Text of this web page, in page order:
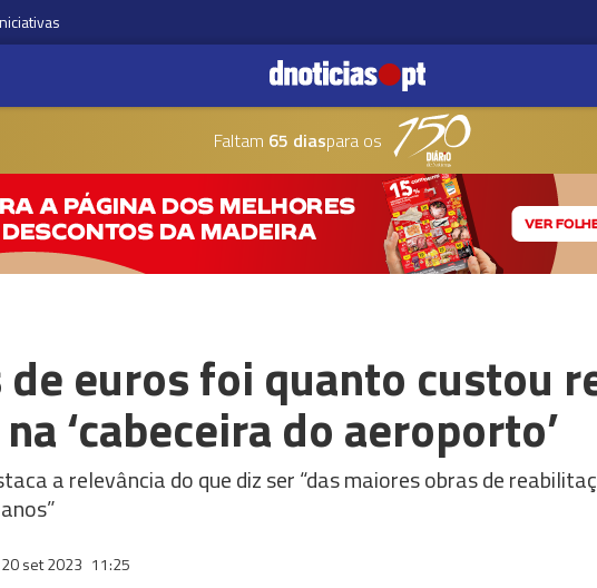
Faltam 65 diaspara os
euros foi quanto custou
‘cabeceira do aeroporto’
a relevância do que diz ser “das maiores obras de
20 set 2023 11:25